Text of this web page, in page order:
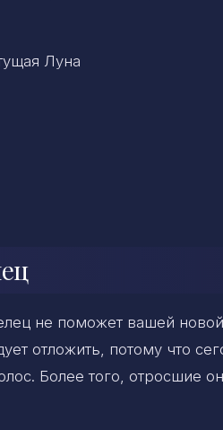
Луна
не поможет вашей новой
отложить, потому что
Более того, отросшие